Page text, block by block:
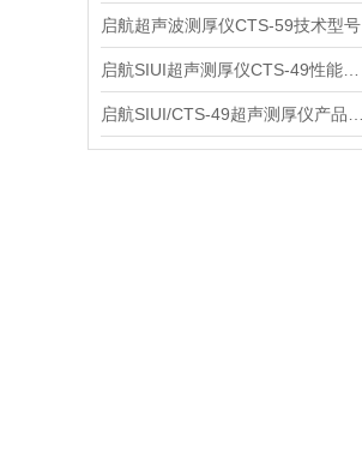
启航超声波测厚仪CTS-59技术型号